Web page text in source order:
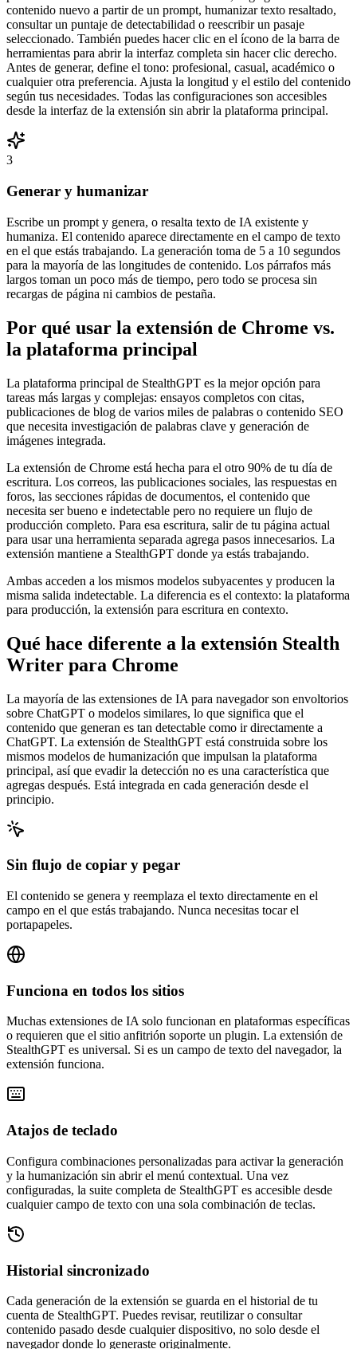
contenido nuevo a partir de un prompt, humanizar texto resaltado,
consultar un puntaje de detectabilidad o reescribir un pasaje
seleccionado. También puedes hacer clic en el ícono de la barra de
herramientas para abrir la interfaz completa sin hacer clic derecho.
Antes de generar, define el tono: profesional, casual, académico o
cualquier otra preferencia. Ajusta la longitud y el estilo del contenido
según tus necesidades. Todas las configuraciones son accesibles
desde la interfaz de la extensión sin abrir la plataforma principal.
3
Generar y humanizar
Escribe un prompt y genera, o resalta texto de IA existente y
humaniza. El contenido aparece directamente en el campo de texto
en el que estás trabajando. La generación toma de 5 a 10 segundos
para la mayoría de las longitudes de contenido. Los párrafos más
largos toman un poco más de tiempo, pero todo se procesa sin
recargas de página ni cambios de pestaña.
Por qué usar la extensión de Chrome vs.
la plataforma principal
La plataforma principal de StealthGPT es la mejor opción para
tareas más largas y complejas: ensayos completos con citas,
publicaciones de blog de varios miles de palabras o contenido SEO
que necesita investigación de palabras clave y generación de
imágenes integrada.
La extensión de Chrome está hecha para el otro 90% de tu día de
escritura. Los correos, las publicaciones sociales, las respuestas en
foros, las secciones rápidas de documentos, el contenido que
necesita ser bueno e indetectable pero no requiere un flujo de
producción completo. Para esa escritura, salir de tu página actual
para usar una herramienta separada agrega pasos innecesarios. La
extensión mantiene a StealthGPT donde ya estás trabajando.
Ambas acceden a los mismos modelos subyacentes y producen la
misma salida indetectable. La diferencia es el contexto: la plataforma
para producción, la extensión para escritura en contexto.
Qué hace diferente a la extensión Stealth
Writer para Chrome
La mayoría de las extensiones de IA para navegador son envoltorios
sobre ChatGPT o modelos similares, lo que significa que el
contenido que generan es tan detectable como ir directamente a
ChatGPT. La extensión de StealthGPT está construida sobre los
mismos modelos de humanización que impulsan la plataforma
principal, así que evadir la detección no es una característica que
agregas después. Está integrada en cada generación desde el
principio.
Sin flujo de copiar y pegar
El contenido se genera y reemplaza el texto directamente en el
campo en el que estás trabajando. Nunca necesitas tocar el
portapapeles.
Funciona en todos los sitios
Muchas extensiones de IA solo funcionan en plataformas específicas
o requieren que el sitio anfitrión soporte un plugin. La extensión de
StealthGPT es universal. Si es un campo de texto del navegador, la
extensión funciona.
Atajos de teclado
Configura combinaciones personalizadas para activar la generación
y la humanización sin abrir el menú contextual. Una vez
configuradas, la suite completa de StealthGPT es accesible desde
cualquier campo de texto con una sola combinación de teclas.
Historial sincronizado
Cada generación de la extensión se guarda en el historial de tu
cuenta de StealthGPT. Puedes revisar, reutilizar o consultar
contenido pasado desde cualquier dispositivo, no solo desde el
navegador donde lo generaste originalmente.